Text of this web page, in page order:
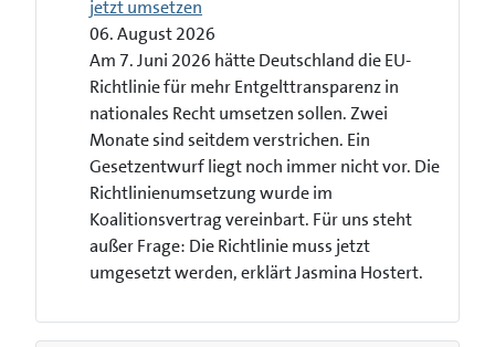
jetzt umsetzen
06. August 2026
Am 7. Juni 2026 hätte Deutschland die EU-
Richtlinie für mehr Entgelttransparenz in
nationales Recht umsetzen sollen. Zwei
Monate sind seitdem verstrichen. Ein
Gesetzentwurf liegt noch immer nicht vor. Die
Richtlinienumsetzung wurde im
Koalitionsvertrag vereinbart. Für uns steht
außer Frage: Die Richtlinie muss jetzt
umgesetzt werden, erklärt Jasmina Hostert.